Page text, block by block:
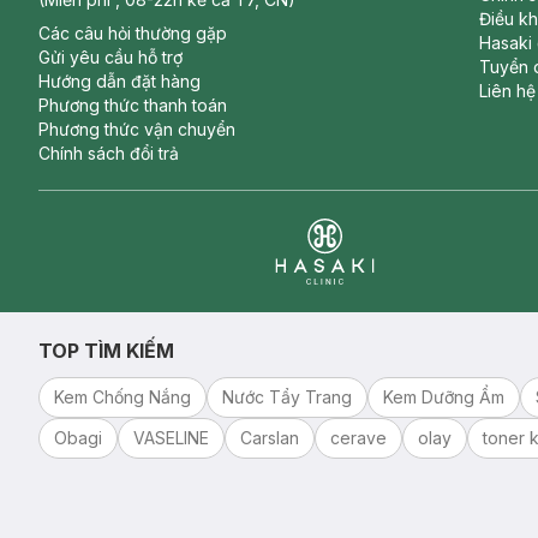
Các câu hỏi thường gặp
Gửi yêu cầu hỗ trợ
Hướng dẫn đặt hàng
Phương thức thanh toán
Phương thức vận chuyển
Chính sách đổi trả
Điều
Hasaki
Tuyển
Liên hệ
TOP TÌM KIẾM
Kem Chống Nắng Nước Tẩy Trang Kem Dưỡng Ẩm
Obagi
VASELINE Carslan cerave olay toner